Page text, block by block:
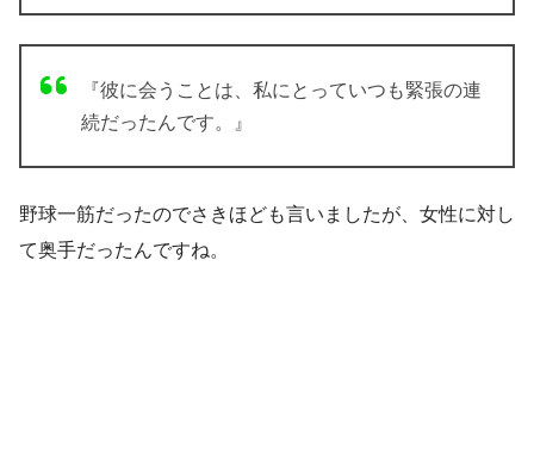
『彼に会うことは、私にとっていつも緊張の連
続だったんです。』
野球一筋だったのでさきほども言いましたが、女性に対し
て奥手だったんですね。